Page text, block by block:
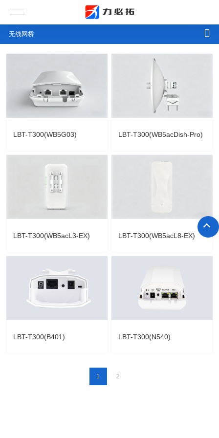
LBT-T300(WB5G03) LBT-T300(WB5acDish-Pro)
LBT-T300(WB5acL3-EX) LBT-T300(WB5acL8-EX)
LBT-T300(B401) LBT-T300(N540)
1 2
无线网桥